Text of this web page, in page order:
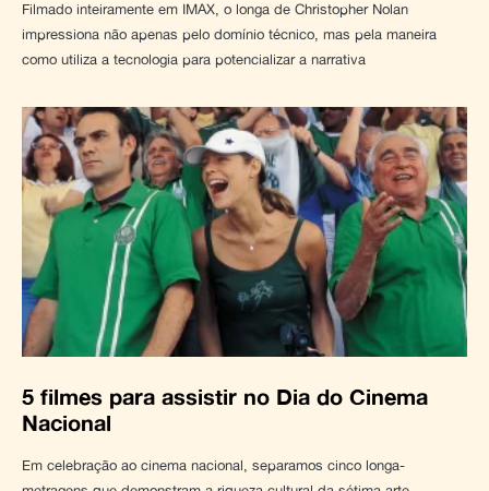
Filmado inteiramente em IMAX, o longa de Christopher Nolan
impressiona não apenas pelo domínio técnico, mas pela maneira
como utiliza a tecnologia para potencializar a narrativa
5 filmes para assistir no Dia do Cinema
Nacional
Em celebração ao cinema nacional, separamos cinco longa-